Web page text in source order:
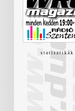
s t a t i s z t i k á k